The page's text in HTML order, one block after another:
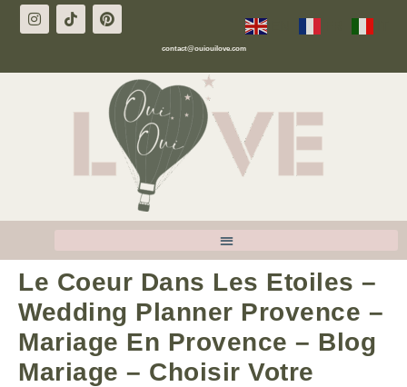
contact@ouiouilove.com
Le Coeur Dans Les Etoiles –
Wedding Planner Provence –
Mariage En Provence – Blog
Mariage – Choisir Votre